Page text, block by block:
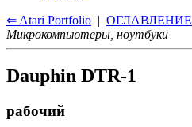
⇐ Atari Portfolio | ОГЛАВЛЕНИЕ
Микрокомпьютеры, ноутбуки
Dauphin DTR-1
рабочий